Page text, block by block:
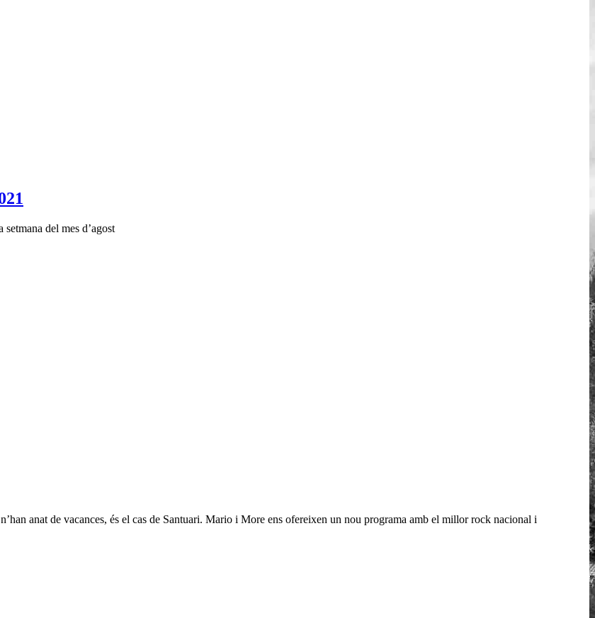
del mes d’agost
anat de vacances, és el cas de Santuari. Mario i More ens ofereixen un nou programa amb el millor rock nacional i